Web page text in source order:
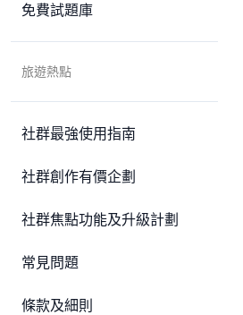
免費試題庫
旅遊熱點
社群最強使用指南
社群創作有價企劃
社群焦點功能及升級計劃
常見問題
條款及細則